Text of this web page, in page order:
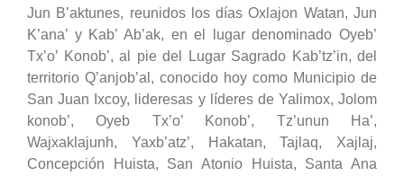
Jun B’aktunes, reunidos los días Oxlajon Watan, Jun
K’ana’ y Kab’ Ab’ak, en el lugar denominado Oyeb’
Tx’o’ Konob’, al pie del Lugar Sagrado Kab’tz’in, del
territorio Q’anjob’al, conocido hoy como Municipio de
San Juan Ixcoy, lideresas y líderes de Yalimox, Jolom
konob’, Oyeb Tx’o’ Konob’, Tz’unun Ha’,
Wajxaklajunh, Yaxb’atz’, Hakatan, Tajlaq, Xajlaj,
Concepción Huista, San Atonio Huista, Santa Ana